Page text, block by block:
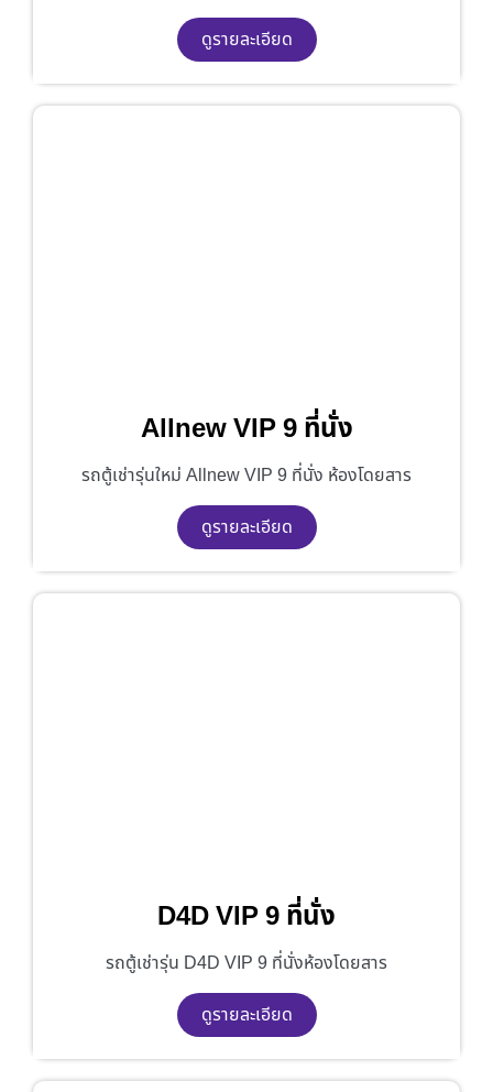
ดูรายละเอียด
Allnew VIP 9 ที่นั่ง
รถตู้เช่ารุ่นใหม่ Allnew VIP 9 ที่นั่ง ห้องโดยสาร
ดูรายละเอียด
D4D VIP 9 ที่นั่ง
รถตู้เช่ารุ่น D4D VIP 9 ที่นั่งห้องโดยสาร
ดูรายละเอียด